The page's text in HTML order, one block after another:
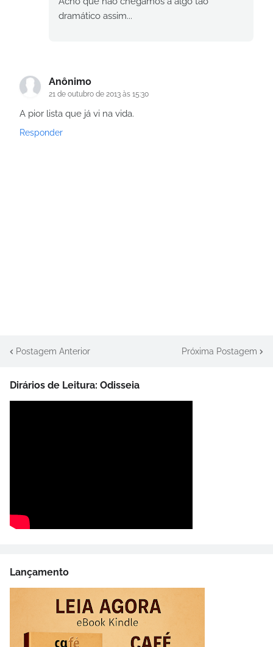
dramático assim...
Anônimo
21 de outubro de 2013 às 15:30
A pior lista que já vi na vida.
Responder
Postagem Anterior Próxima Postagem
Dirários de Leitura: Odisseia
Lançamento